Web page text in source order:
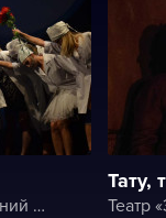
Чернівецький академічний обласний український музично-драматичний театр ім. Ольги Кобилянської
Тату,
Театр